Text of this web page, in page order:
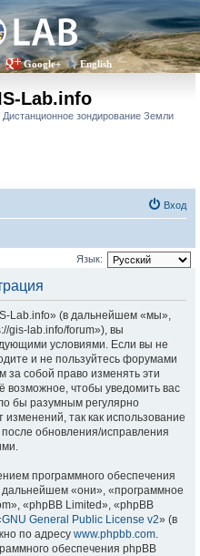
Google+ English
Lab.info
зондирование Земли
Вход
Язык:
Lab.info» (в дальнейшем «мы»,
gis-lab.info/forum»), вы
условиями. Если вы не
и не пользуйтесь форумами
собой право изменять эти
возможное, чтобы уведомить вас
бы разумным регулярно
так как использование
обновления/исправления
программного обеспечения
«они», «программное
«phpBB Limited», «phpBB
GNU General Public License v2» (в
по адресу www.phpbb.com.
обеспечения phpBB